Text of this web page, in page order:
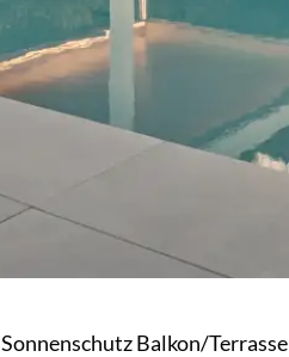
Sonnenschutz Balkon/Terrasse